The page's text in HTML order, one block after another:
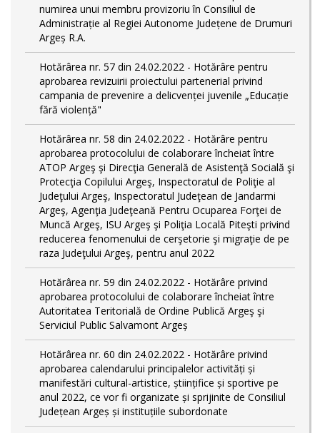
numirea unui membru provizoriu în Consiliul de
Administrație al Regiei Autonome Județene de Drumuri
Argeș R.A.
Hotărârea nr. 57 din 24.02.2022 - Hotărâre pentru
aprobarea revizuirii proiectului partenerial privind
campania de prevenire a delicvenței juvenile „Educație
fără violență"
Hotărârea nr. 58 din 24.02.2022 - Hotărâre pentru
aprobarea protocolului de colaborare încheiat între
ATOP Argeş şi Direcţia Generală de Asistenţă Socială şi
Protecţia Copilului Argeş, Inspectoratul de Poliţie al
Judeţului Argeş, Inspectoratul Judeţean de Jandarmi
Argeş, Agenţia Judeţeană Pentru Ocuparea Forţei de
Muncă Argeş, ISU Argeş şi Poliţia Locală Piteşti privind
reducerea fenomenului de cerşetorie şi migraţie de pe
raza Judeţului Argeş, pentru anul 2022
Hotărârea nr. 59 din 24.02.2022 - Hotărâre privind
aprobarea protocolului de colaborare încheiat între
Autoritatea Teritorială de Ordine Publică Argeş şi
Serviciul Public Salvamont Argeș
Hotărârea nr. 60 din 24.02.2022 - Hotărâre privind
aprobarea calendarului principalelor activități și
manifestări cultural-artistice, științifice și sportive pe
anul 2022, ce vor fi organizate și sprijinite de Consiliul
Județean Argeș și instituțiile subordonate